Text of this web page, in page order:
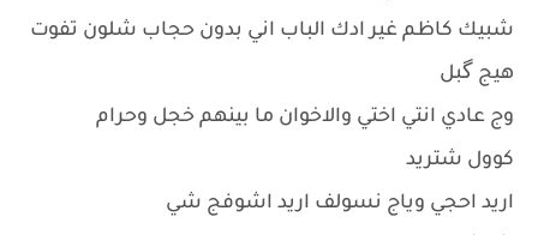
شبيك كاظم غير ادك الباب اني بدون حجاب شلون تفوت
هيج گبل
وج عادي انتي اختي والاخوان ما بينهم خجل وحرام
كوول شتريد
اريد احجي وياج نسولف اريد اشوفج شي